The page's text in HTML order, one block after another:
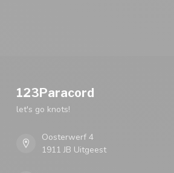
123Paracord
let's go knots!
Oosterwerf 4
1911 JB Uitgeest